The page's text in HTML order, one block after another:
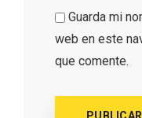
Guarda mi
web en este
que comente.
arcos de la